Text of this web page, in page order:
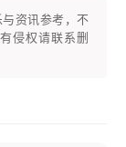
资讯参考，不
侵权请联系删